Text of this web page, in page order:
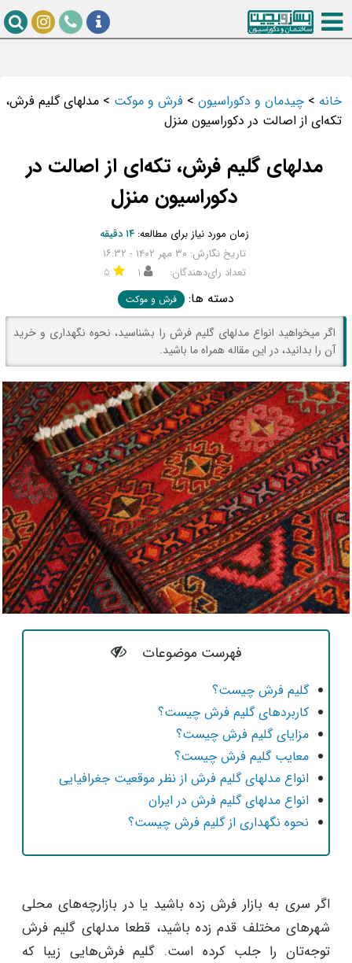
خانه>چیدمان و دکوراسیون>فرش و موکت>مدلهای گلیم فرش،
تکه‌ای از اصالت در دکوراسیون منزل
مدلهای گلیم فرش، تکه‌ای از اصالت در
دکوراسیون منزل
زمان مورد نیاز برای مطالعه:۱۴ دقیقه
تاریخ نگارش: ۳۰ مهر ۱۴۰۲ - ۱۶:۳۲
تعداد رای‌دهندگان:
۱ ۵
دسته ها: فرش و موکت
اگر میخواهید انواع مدلهای گلیم فرش را بشناسید، نحوه نگهداری و خرید
آن را بدانید، در این مقاله همراه ما باشید.
فهرست موضوعات
گلیم فرش چیست؟
کاربردهای گلیم فرش چیست؟
مزایای گلیم فرش چیست؟
معایب گلیم فرش چیست؟
انواع مدلهای گلیم فرش از نظر موقعیت جغرافیایی
انواع مدلهای گلیم فرش در ایران
نحوه نگهداری از گلیم فرش چیست؟
اگر سری به بازار فرش زده باشید یا در بازارچه‌های محلی
شهرهای مختلف قدم زده باشید، قطعا مدلهای گلیم فرش
توجه‌تان را جلب کرده است. گلیم فرش‌هایی زیبا که